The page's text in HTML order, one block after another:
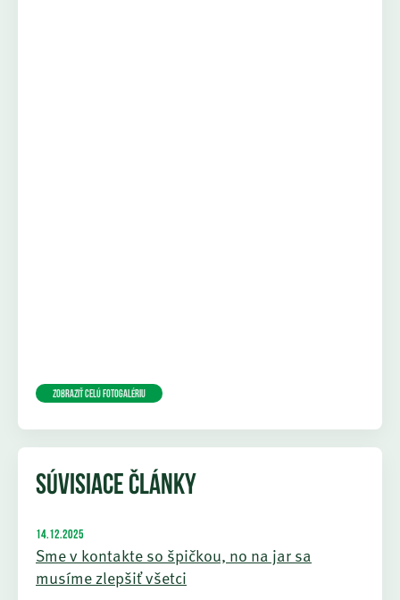
Zobraziť celú fotogalériu
SÚVISIACE ČLÁNKY
14.12.2025
Sme v kontakte so špičkou, no na jar sa
musíme zlepšiť všetci